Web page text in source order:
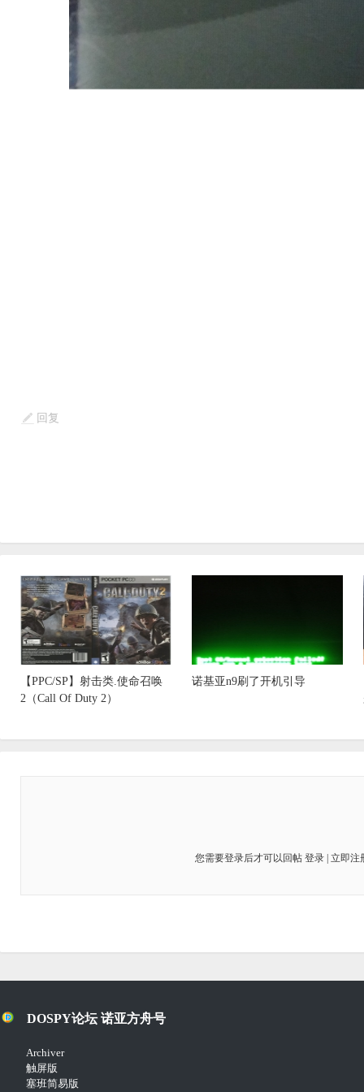
回复
【PPC/SP】射击类.使命召唤
2（Call Of Duty 2）
诺基亚n9刷了开机引导
您需要登录后才可以回帖 登录| 立即注
DOSPY论坛 诺亚方舟号
Archiver
触屏版
塞班简易版